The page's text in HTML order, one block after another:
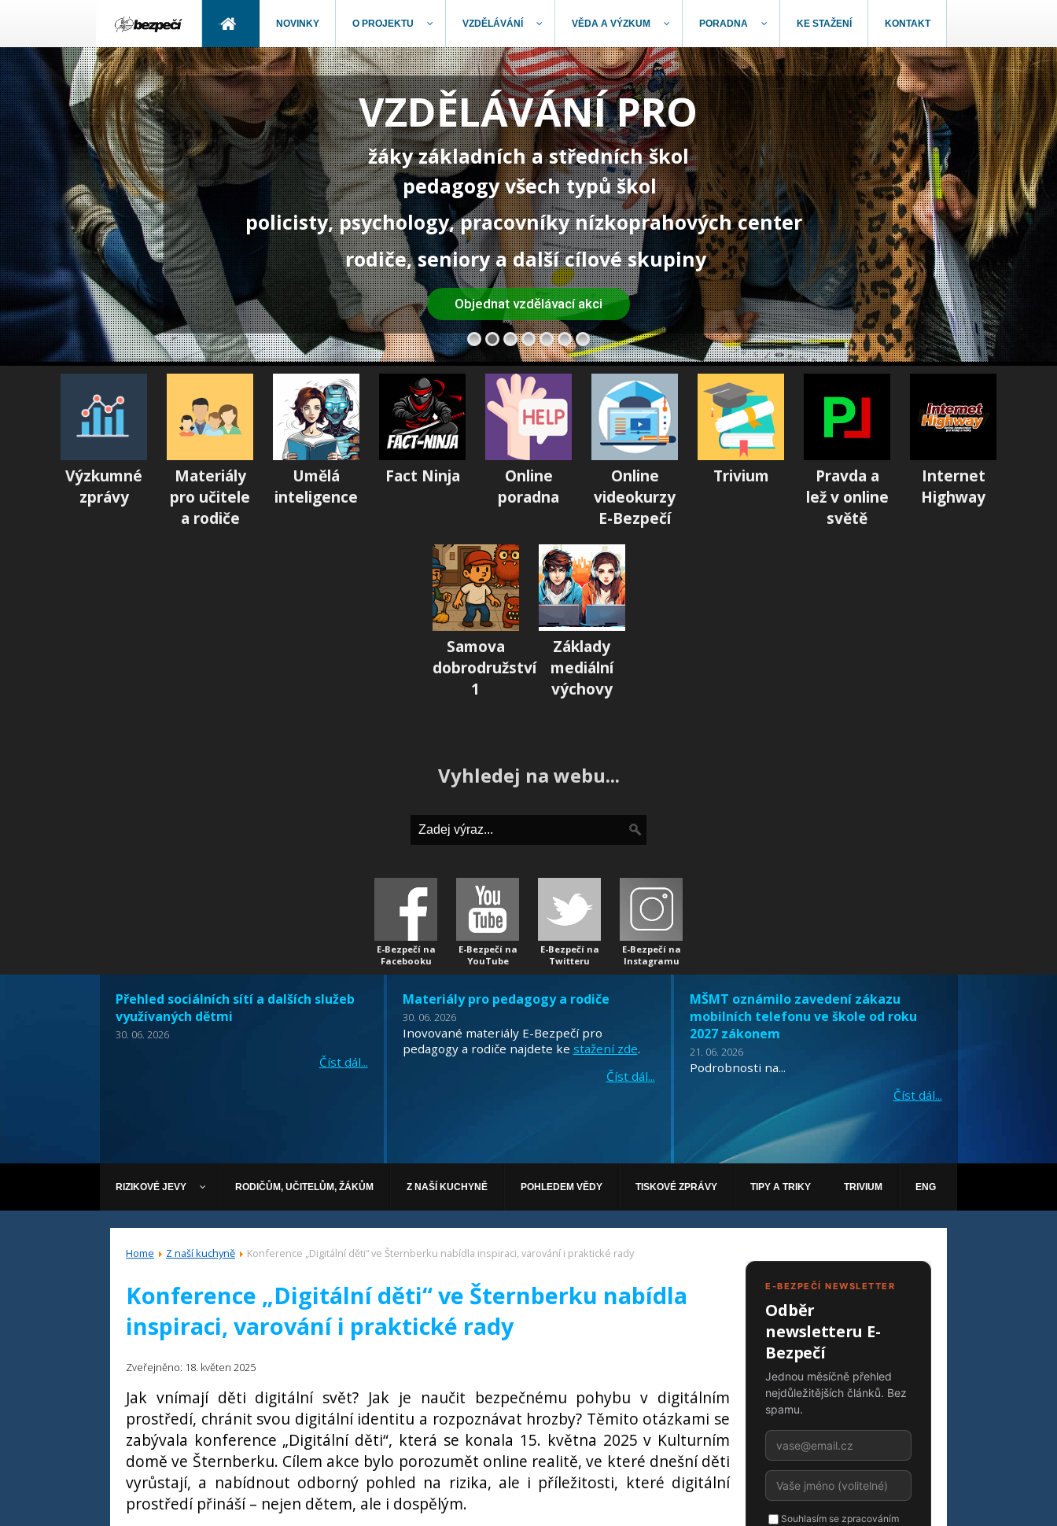
NOVINKY O PROJEKTU VZDĚLÁVÁNÍ VĚDA A VÝZKUM PORADNA KE STAŽENÍ KONTAKT
VZDĚLÁVÁNÍ PRO
žáky základních a středních škol
pedagogy všech typů škol
policisty, psychology, pracovníky nízkoprahových center
rodiče, seniory a další cílové skupiny
Objednat vzdělávací akci
Výzkumné
zprávy
Materiály
pro učitele
a rodiče
Umělá
inteligence
Fact Ninja
Online
poradna
Online
videokurzy
E-Bezpečí
Trivium
Pravda a
lež v online
světě
Internet
Highway
Samova
dobrodružství
1
Základy
mediální
výchovy
Vyhledej na webu...
E-Bezpečí na
Facebooku
E-Bezpečí na
YouTube
E-Bezpečí na
Twitteru
E-Bezpečí na
Instagramu
Přehled sociálních sítí a dalších služeb
využívaných dětmi
30. 06. 2026
Číst dál...
Materiály pro pedagogy a rodiče
30. 06. 2026
Inovované materiály E-Bezpečí pro
pedagogy a rodiče najdete ke stažení zde.
Číst dál...
MŠMT oznámilo zavedení zákazu
mobilních telefonu ve škole od roku
2027 zákonem
21. 06. 2026
Podrobnosti na...
Číst dál...
RIZIKOVÉ JEVY RODIČŮM, UČITELŮM, ŽÁKŮM Z NAŠÍ KUCHYNĚ POHLEDEM VĚDY TISKOVÉ ZPRÁVY TIPY A TRIKY TRIVIUM ENG
Home Z naší kuchyně Konference „Digitální děti“ ve Šternberku nabídla inspiraci, varování i praktické rady
E-BEZPEČÍ NEWSLETTER
Odběr
newsletteru E-
Bezpečí
Jednou měsíčně přehled
nejdůležitějších článků. Bez
spamu.
Souhlasím se zpracováním
Konference „Digitální děti“ ve Šternberku nabídla
inspiraci, varování i praktické rady
Zveřejněno: 18. květen 2025
Jak vnímají děti digitální svět? Jak je naučit bezpečnému pohybu v digitálním
prostředí, chránit svou digitální identitu a rozpoznávat hrozby? Těmito otázkami se
zabývala konference „Digitální děti“, která se konala 15. května 2025 v Kulturním
domě ve Šternberku. Cílem akce bylo porozumět online realitě, ve které dnešní děti
vyrůstají, a nabídnout odborný pohled na rizika, ale i příležitosti, které digitální
prostředí přináší – nejen dětem, ale i dospělým.